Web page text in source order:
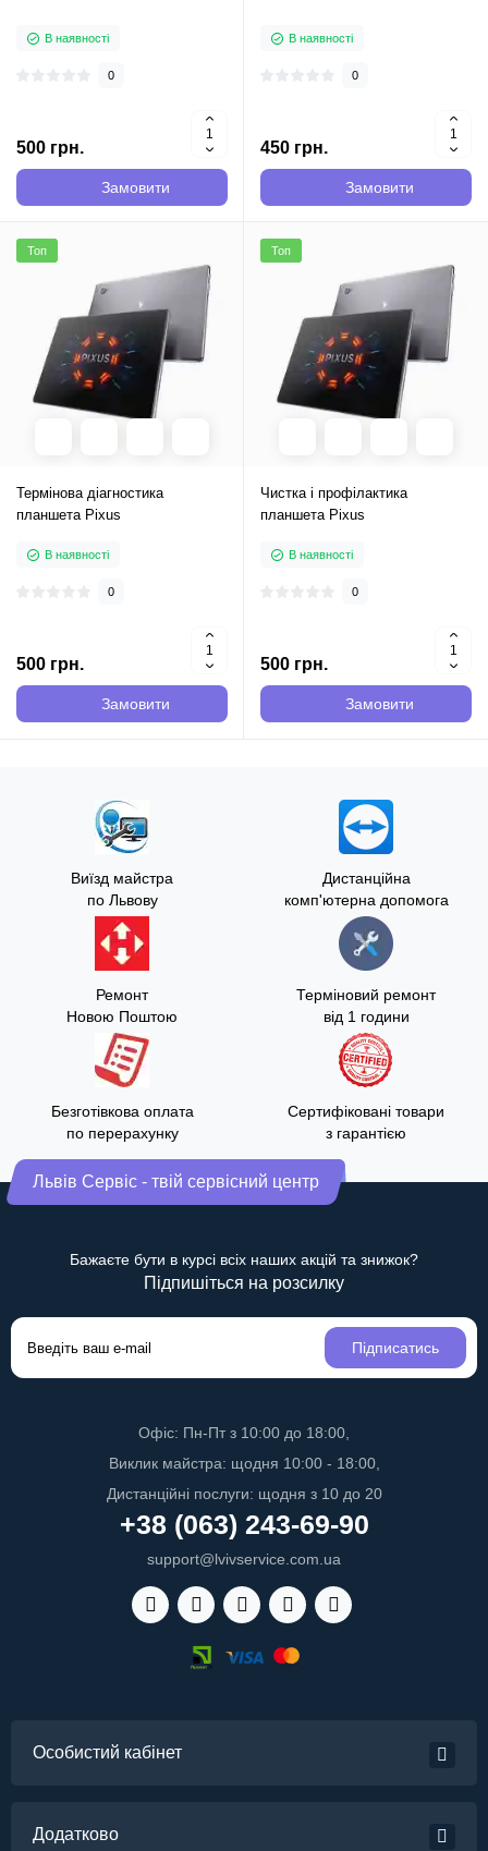
В наявності
0
500 грн.
Замовити
В наявності
0
450 грн.
Замовити
Топ
Термінова діагностика
планшета Pixus
В наявності
0
500 грн.
Замовити
Топ
Чистка і профілактика
планшета Pixus
В наявності
0
500 грн.
Замовити
Виїзд майстра
по Львову
Дистанційна
комп'ютерна допомога
Ремонт
Новою Поштою
Терміновий ремонт
від 1 години
Безготівкова оплата
по перерахунку
Сертифіковані товари
з гарантією
Львів Сервіс - твій сервісний центр
Бажаєте бути в курсі всіх наших акцій та знижок?
Підпишіться на розсилку
Підписатись
Офіс: Пн-Пт з 10:00 до 18:00,
Виклик майстра: щодня 10:00 - 18:00,
Дистанційні послуги: щодня з 10 до 20
+38 (063) 243-69-90
support@lvivservice.com.ua
Особистий кабінет
Додатково